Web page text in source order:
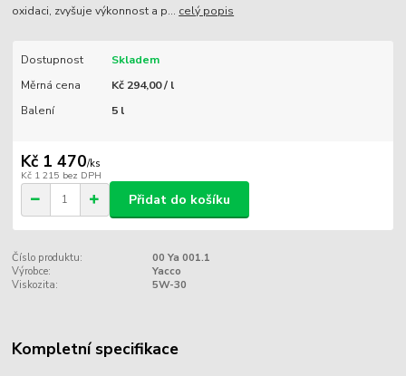
oxidaci, zvyšuje výkonnost a p... celý popis
Dostupnost
Skladem
Měrná cena
Kč 294,00 / l
Balení
5 l
Kč 1 470/ks
Kč 1 215 bez DPH
Přidat do košíku
Číslo produktu:
00 Ya 001.1
Výrobce:
Yacco
Viskozita:
5W-30
Kompletní specifikace